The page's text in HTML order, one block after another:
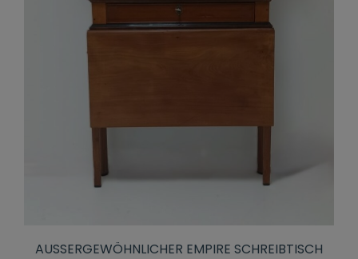
AUSSERGEWÖHNLICHER EMPIRE SCHREIBTISCH